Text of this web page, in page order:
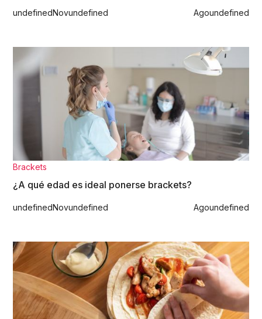
undefinedNovundefined Agoundefined
Brackets
¿A qué edad es ideal ponerse brackets?
undefinedNovundefined Agoundefined